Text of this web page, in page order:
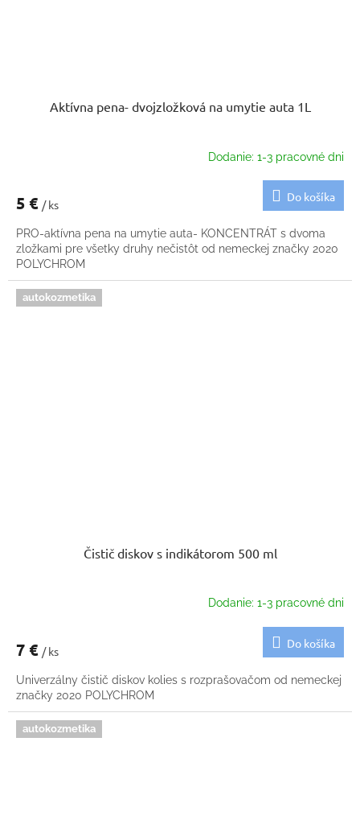
Aktívna pena- dvojzložková na umytie auta 1L
Dodanie: 1-3 pracovné dni
5 € / ks
Do košíka
PRO-aktívna pena na umytie auta- KONCENTRÁT s dvoma
zložkami pre všetky druhy nečistôt od nemeckej značky 2020
POLYCHROM
autokozmetika
Čistič diskov s indikátorom 500 ml
Dodanie: 1-3 pracovné dni
7 € / ks
Do košíka
Univerzálny čistič diskov kolies s rozprašovačom od nemeckej
značky 2020 POLYCHROM
autokozmetika